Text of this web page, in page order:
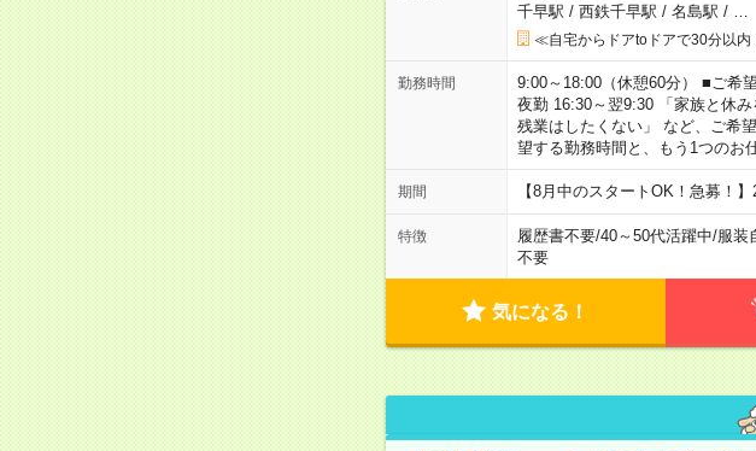
千早駅 / 西鉄千早駅 / 名島駅 /
≪自宅からドアtoドアで30分以内
勤務時間
9:00～18:00（休憩60分） ■ご希
夜勤 16:30～翌9:30 「家族と休
残業はしたくない」 など、ご希
望する勤務時間と、もう1つのお
期間 【8月中のスタートOK！急募！
特徴 履歴書不要/40～50代活躍中/服装
不要
気になる！